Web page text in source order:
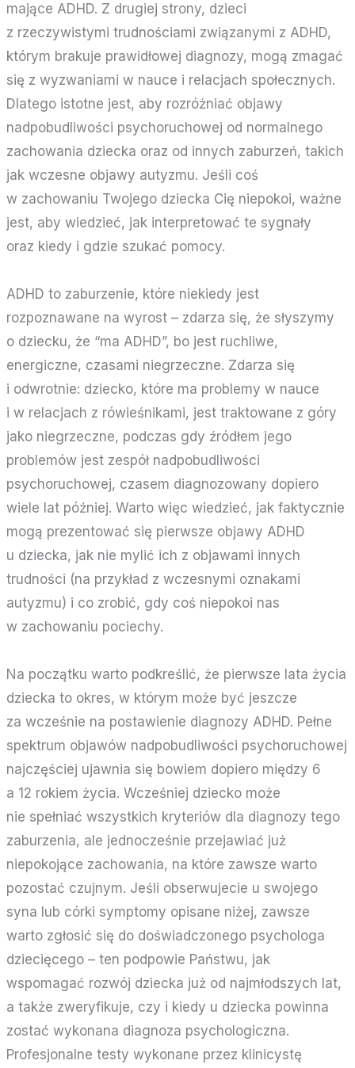
mające ADHD. Z drugiej strony, dzieci
z rzeczywistymi trudnościami związanymi z ADHD,
którym brakuje prawidłowej diagnozy, mogą zmagać
się z wyzwaniami w nauce i relacjach społecznych.
Dlatego istotne jest, aby rozróżniać objawy
nadpobudliwości psychoruchowej od normalnego
zachowania dziecka oraz od innych zaburzeń, takich
jak wczesne objawy autyzmu. Jeśli coś
w zachowaniu Twojego dziecka Cię niepokoi, ważne
jest, aby wiedzieć, jak interpretować te sygnały
oraz kiedy i gdzie szukać pomocy.
ADHD to zaburzenie, które niekiedy jest
rozpoznawane na wyrost – zdarza się, że słyszymy
o dziecku, że “ma ADHD”, bo jest ruchliwe,
energiczne, czasami niegrzeczne. Zdarza się
i odwrotnie: dziecko, które ma problemy w nauce
i w relacjach z rówieśnikami, jest traktowane z góry
jako niegrzeczne, podczas gdy źródłem jego
problemów jest zespół nadpobudliwości
psychoruchowej, czasem diagnozowany dopiero
wiele lat później. Warto więc wiedzieć, jak faktycznie
mogą prezentować się pierwsze objawy ADHD
u dziecka, jak nie mylić ich z objawami innych
trudności (na przykład z wczesnymi oznakami
autyzmu) i co zrobić, gdy coś niepokoi nas
w zachowaniu pociechy.
Na początku warto podkreślić, że pierwsze lata życia
dziecka to okres, w którym może być jeszcze
za wcześnie na postawienie diagnozy ADHD. Pełne
spektrum objawów nadpobudliwości psychoruchowej
najczęściej ujawnia się bowiem dopiero między 6
a 12 rokiem życia. Wcześniej dziecko może
nie spełniać wszystkich kryteriów dla diagnozy tego
zaburzenia, ale jednocześnie przejawiać już
niepokojące zachowania, na które zawsze warto
pozostać czujnym. Jeśli obserwujecie u swojego
syna lub córki symptomy opisane niżej, zawsze
warto zgłosić się do doświadczonego psychologa
dziecięcego – ten podpowie Państwu, jak
wspomagać rozwój dziecka już od najmłodszych lat,
a także zweryfikuje, czy i kiedy u dziecka powinna
zostać wykonana diagnoza psychologiczna.
Profesjonalne testy wykonane przez klinicystę